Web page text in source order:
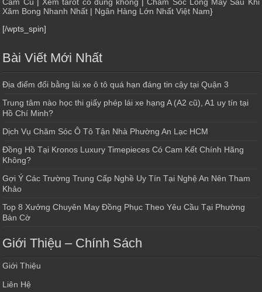
Cẩm Cù |Xem tarot có đúng không |Chăm Sóc Lông Mày Sau Khi
Xăm Bong Nhanh Nhất | Ngân Hàng Lớn Nhất Việt Nam}
[/wpts_spin]
Bài Viết Mới Nhất
Địa điểm đổi bằng lái xe ô tô quá hạn đáng tin cậy tại Quận 3
Trung tâm nào học thi giấy phép lái xe hạng A (A2 cũ), A1 uy tín tại
Hồ Chí Minh?
Dịch Vụ Chăm Sóc Ô Tô Tận Nhà Phường An Lạc HCM
Đồng Hồ Tại Kronos Luxury Timepieces Có Cam Kết Chính Hãng
Không?
Gợi Ý Các Trường Trung Cấp Nghề Uy Tín Tại Nghệ An Nên Tham
Khảo
Top 8 Xưởng Chuyên May Đồng Phục Theo Yêu Cầu Tại Phường
Bàn Cờ
Giới Thiệu – Chính Sách
Giới Thiệu
Liên Hệ